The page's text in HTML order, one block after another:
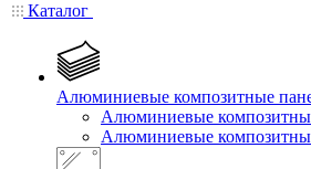
Каталог
Алюминиевые композитные
Алюминиевые
Алюминиевые